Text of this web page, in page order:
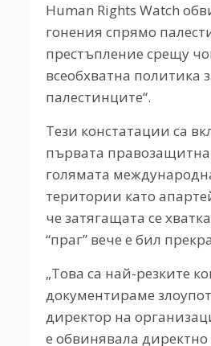
Human Rights Watch
гонения спрямо
престъпление срещу
всеобхватна политика
палестинците“.
Тези констатации са
първата
голямата
територии като
че затягащата се
“праг” вече е бил
„Това са най-резките
документираме
директор на
е обвинявала